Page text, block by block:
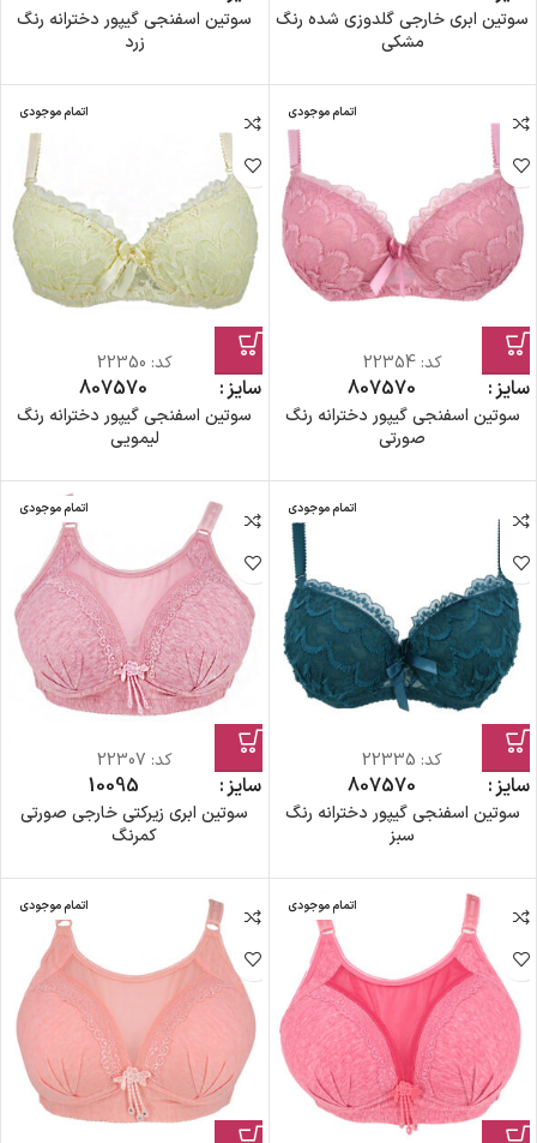
سوتین ابری خارجی گلدوزی شده رنگ
مشکی
سوتین اسفنجی گیپور دخترانه رنگ
زرد
اتمام موجودی
کد:22354
سایز 70
75
80
سوتین اسفنجی گیپور دخترانه رنگ
صورتی
اتمام موجودی
کد: 22350
سایز 70
75
80
سوتین اسفنجی گیپور دخترانه رنگ
لیمویی
اتمام موجودی
کد: 22335
سایز 70
75
80
سوتین اسفنجی گیپور دخترانه رنگ
سبز
اتمام موجودی
کد: 22307
سایز 95
100
سوتین ابری زیرکتی خارجی صورتی
کمرنگ
اتمام موجودی اتمام موجودی